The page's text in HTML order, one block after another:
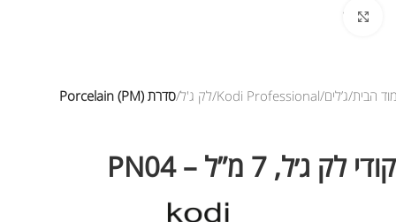
לחץ להגדלת התמונה
הבית ג’לים Kodi Professional לק ג'ל סדרת Porcelain (PM)
קודי לק ג׳ל, 7 מ”ל – PN04